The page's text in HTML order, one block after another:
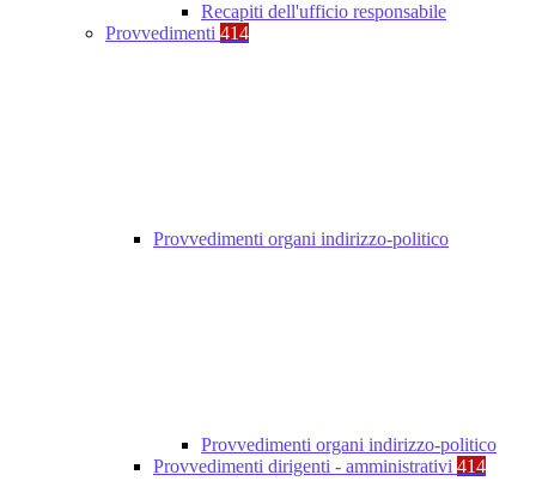
Recapiti dell'ufficio responsabile
Provvedimenti 414
Provvedimenti organi indirizzo-politico
Provvedimenti organi indirizzo-politico
Provvedimenti dirigenti - amministrativi 414